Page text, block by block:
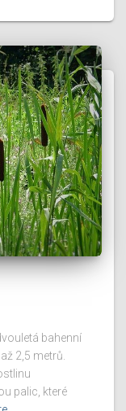
bahenní
2,5 metrů.
palic, které